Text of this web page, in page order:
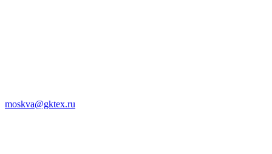
moskva@gktex.ru